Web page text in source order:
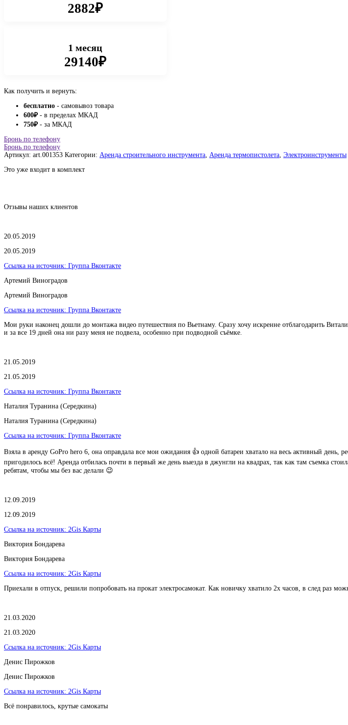
2882₽
1 месяц
29140₽
Как получить и вернуть:
бесплатно - самовывоз товара
600₽- в пределах МКАД
750₽- за МКАД
Бронь по телефону
Бронь по телефону
Артикул: art.001353 Категории: Аренда строительного инструмента Аренда термопистолета Электроинструменты
Это уже входит в комплект
Отзывы наших клиентов
20.05.2019
20.05.2019
Ссылка на источник: Группа Вконтакте
Артемий Виноградов
Артемий Виноградов
Ссылка на источник: Группа Вконтакте
Мои руки наконец дошли до монтажа видео путешествия по Вьетнаму. Сразу хочу искренне отблагодарить
и за все 19 дней она ни разу меня не подвела, особенно при подводной съёмке.
21.05.2019
21.05.2019
Ссылка на источник: Группа Вконтакте
Наталия Туранина (Середкина)
Наталия Туранина (Середкина)
Ссылка на источник: Группа Вконтакте
Взяла в аренду GoPro hero 6, она оправдала все мои ожидания 👍 одной батареи хватало на весь активный
пригодилось всё! Аренда отбилась почти в первый же день выезда в джунгли на квадрах, так как там съемка
ребятам, чтобы мы без вас делали 😉
12.09.2019
12.09.2019
Ссылка на источник: 2Gis Карты
Виктория Бондарева
Виктория Бондарева
Ссылка на источник: 2Gis Карты
Приехали в отпуск, решили попробовать на прокат электросамокат. Как новичку хватило 2х часов, в след раз
21.03.2020
21.03.2020
Ссылка на источник: 2Gis Карты
​Денис Пирожков
​Денис Пирожков
Ссылка на источник: 2Gis Карты
Всё понравилось, крутые самокаты